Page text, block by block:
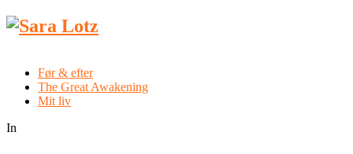
Før & efter
The Great Awakening
Mit liv
In